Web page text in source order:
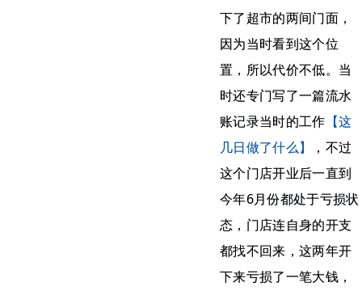
下了超市的两间门面，
因为当时看到这个位
置，所以代价不低。当
时还专门写了一篇流水
账记录当时的工作 【这
几日做了什么】
，不过
这个门店开业后一直到
今年6月份都处于亏损状
态，门店连自身的开支
都找不回来，这两年开
下来亏损了一笔大钱，